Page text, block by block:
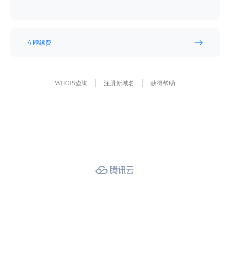
立即续费
WHOIS查询 注册新域名 获得帮助